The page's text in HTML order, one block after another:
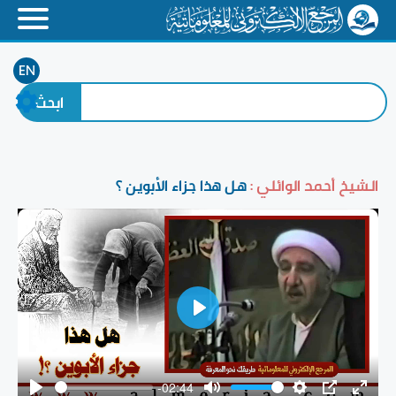
EN
الشيخ أحمد الوائلي :هل هذا جزاء الأبوين ؟
-02:44
Play